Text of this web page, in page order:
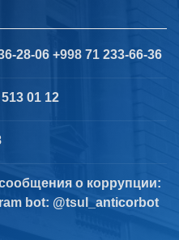
28-06 +998 71 233-66-36
01 12
о коррупции:
bot: @tsul_anticorbot